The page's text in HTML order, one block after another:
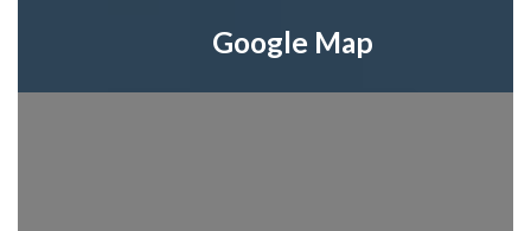
Google Map